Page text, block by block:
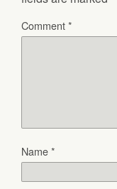
Comment*
Name*